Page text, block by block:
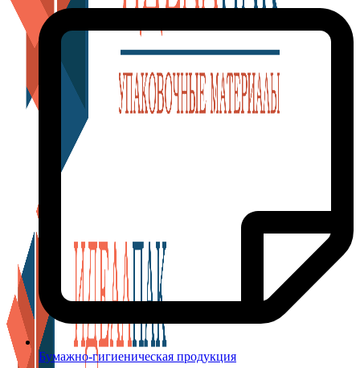
Бумажно-гигиеническая продукция